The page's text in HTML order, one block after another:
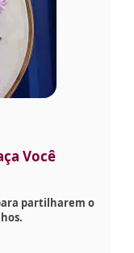
Você
partilharem o